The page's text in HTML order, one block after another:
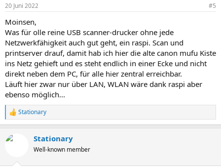
20 Juni 2022 #5
Moinsen,
Was für olle reine USB scanner-drucker ohne jede
Netzwerkfähigkeit auch gut geht, ein raspi. Scan und
printserver drauf, damit hab ich hier die alte canon mufu Kiste
ins Netz gehieft und es steht endlich in einer Ecke und nicht
direkt neben dem PC, für alle hier zentral erreichbar.
Läuft hier zwar nur über LAN, WLAN wäre dank raspi aber
ebenso möglich...
R
e
k
Stationary
Stationary
Well-known member